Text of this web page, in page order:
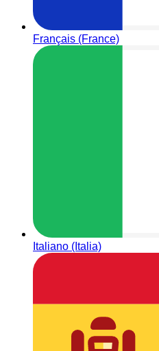
Français (France)
Italiano (Italia)